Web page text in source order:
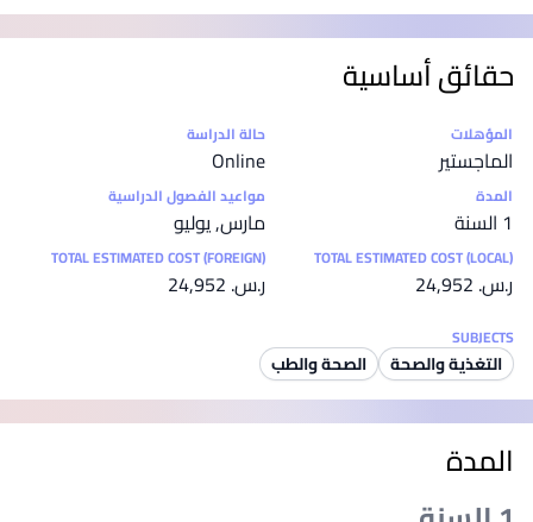
حقائق أساسية
إحصائيات
المؤهلات
الماجستير
حالة الدراسة
Online
المدة
1 السنة
مواعيد الفصول الدراسية
مارس, يوليو
TOTAL ESTIMATED COST (LOCAL)
ر.س.‏ 24,952
TOTAL ESTIMATED COST (FOREIGN)
ر.س.‏ 24,952
SUBJECTS
التغذية والصحة الصحة والطب
المدة